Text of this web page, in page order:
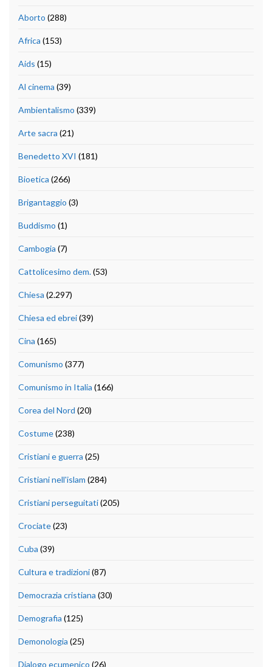
Aborto (288)
Africa (153)
Aids (15)
Al cinema (39)
Ambientalismo (339)
Arte sacra (21)
Benedetto XVI (181)
Bioetica (266)
Brigantaggio (3)
Buddismo (1)
Cambogia (7)
Cattolicesimo dem.(53)
Chiesa (2.297)
Chiesa ed ebrei(39)
Cina (165)
Comunismo (377)
Comunismo in Italia (166)
Corea del Nord (20)
Costume(238)
Cristiani e guerra (25)
Cristiani nell'islam (284)
Cristiani perseguitati(205)
Crociate(23)
Cuba (39)
Cultura e tradizioni(87)
Democrazia cristiana (30)
Demografia (125)
Demonologia (25)
Dialogo ecumenico (26)